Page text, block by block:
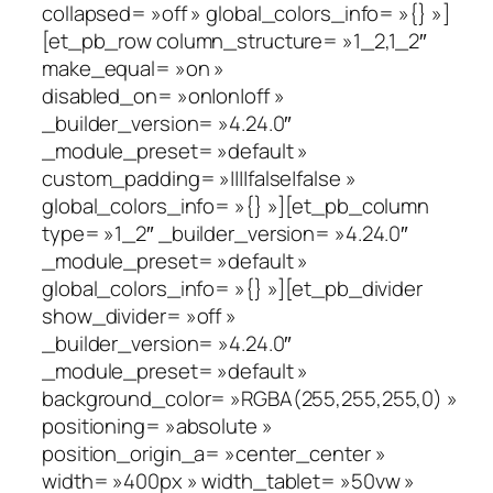
collapsed= »off » global_colors_info= »{} »]
[et_pb_row column_structure= »1_2,1_2″
make_equal= »on »
disabled_on= »on|on|off »
_builder_version= »4.24.0″
_module_preset= »default »
custom_padding= »||||false|false »
global_colors_info= »{} »][et_pb_column
type= »1_2″ _builder_version= »4.24.0″
_module_preset= »default »
global_colors_info= »{} »][et_pb_divider
show_divider= »off »
_builder_version= »4.24.0″
_module_preset= »default »
background_color= »RGBA(255,255,255,0) »
positioning= »absolute »
position_origin_a= »center_center »
width= »400px » width_tablet= »50vw »